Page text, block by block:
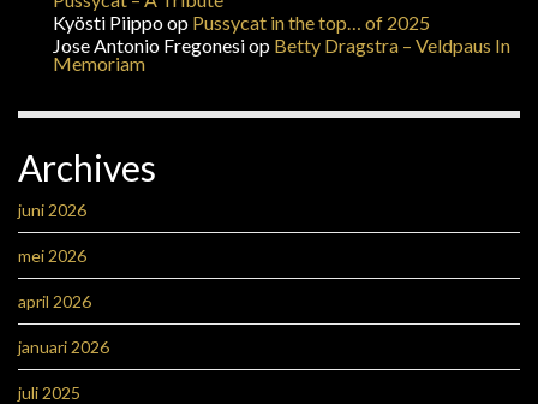
Kyösti Piippoop Pussycat in the top… of 2025
Jose Antonio Fregonesiop Betty Dragstra – Veldpaus In
Memoriam
Archives
juni 2026
mei 2026
april 2026
januari 2026
juli 2025